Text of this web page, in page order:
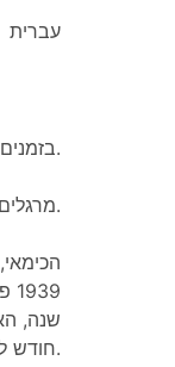
עברית
בזמנים ההם.
מרגלים יהודים 3.
שנה,
חודש לאחר מכן פרסמו שניהם מאמר נוסף ונתנו הסבר פיזיקלי שלם לגבי הכמויות.